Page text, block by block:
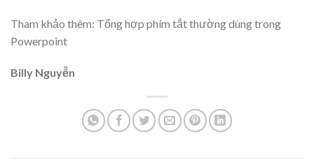
Tham khảo thêm: Tổng hợp phím tắt thường dùng trong
Powerpoint
Billy Nguyễn